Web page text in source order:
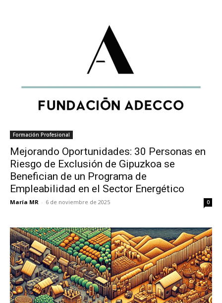
Formación Profesional
Mejorando Oportunidades: 30 Personas en
Riesgo de Exclusión de Gipuzkoa se
Benefician de un Programa de
Empleabilidad en el Sector Energético
María MR - 6 de noviembre de 2025 0